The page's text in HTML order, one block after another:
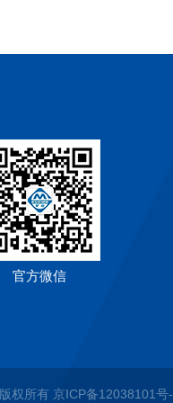
官方微信
版权所有 京ICP备12038101号